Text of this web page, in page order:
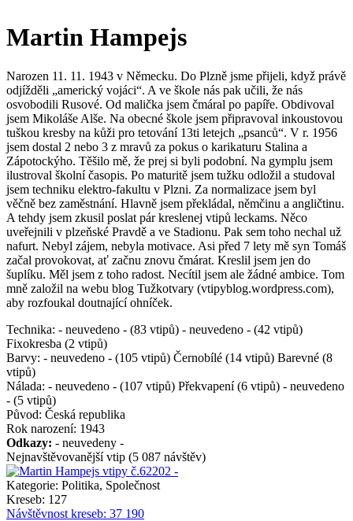
Martin Hampejs
Narozen 11. 11. 1943 v Německu. Do Plzně jsme přijeli, když právě
odjížděli „americký vojáci“. A ve škole nás pak učili, že nás
osvobodili Rusové. Od malička jsem čmáral po papíře. Obdivoval
jsem Mikoláše Alše. Na obecné škole jsem připravoval inkoustovou
tuškou kresby na kůži pro tetování 13ti letejch „psanců“. V r. 1956
jsem dostal 2 nebo 3 z mravů za pokus o karikaturu Stalina a
Zápotockýho. Těšilo mě, že prej si byli podobní. Na gymplu jsem
ilustroval školní časopis. Po maturitě jsem tužku odložil a studoval
jsem techniku elektro-fakultu v Plzni. Za normalizace jsem byl
věčně bez zaměstnání. Hlavně jsem překládal, němčinu a angličtinu.
A tehdy jsem zkusil poslat pár kreslenej vtipů leckams. Něco
uveřejnili v plzeňské Pravdě a ve Stadionu. Pak sem toho nechal už
nafurt. Nebyl zájem, nebyla motivace. Asi před 7 lety mě syn Tomáš
začal provokovat, ať začnu znovu čmárat. Kreslil jsem jen do
šuplíku. Měl jsem z toho radost. Necítil jsem ale žádné ambice. Tom
mně založil na webu blog Tužkotvary (vtipyblog.wordpress.com),
aby rozfoukal doutnající ohníček.
Technika: - neuvedeno - (83 vtipů) - neuvedeno - (42 vtipů)
Fixokresba (2 vtipů)
Barvy: - neuvedeno - (105 vtipů) Černobílé (14 vtipů) Barevné (8
vtipů)
Nálada: - neuvedeno - (107 vtipů) Překvapení (6 vtipů) - neuvedeno
- (5 vtipů)
Původ: Česká republika
Rok narození: 1943
Odkazy: - neuvedeny -
Nejnavštěvovanější vtip (5 087 návštěv)
Kategorie: Politika, Společnost
Kreseb: 127
Návštěvnost kreseb: 37 190